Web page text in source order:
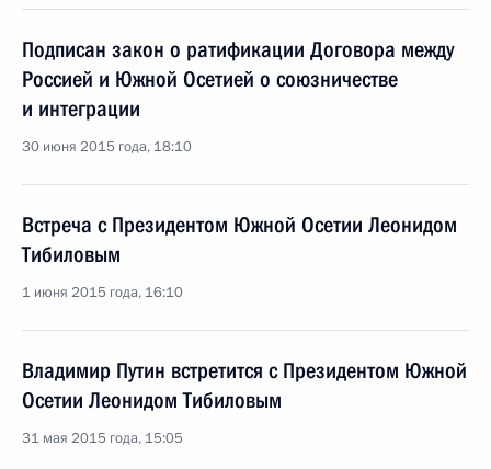
Подписан закон о ратификации Договора между
Россией и Южной Осетией о союзничестве
и интеграции
30 июня 2015 года, 18:10
Встреча с Президентом Южной Осетии Леонидом
Тибиловым
1 июня 2015 года, 16:10
Владимир Путин встретится с Президентом Южной
Осетии Леонидом Тибиловым
31 мая 2015 года, 15:05